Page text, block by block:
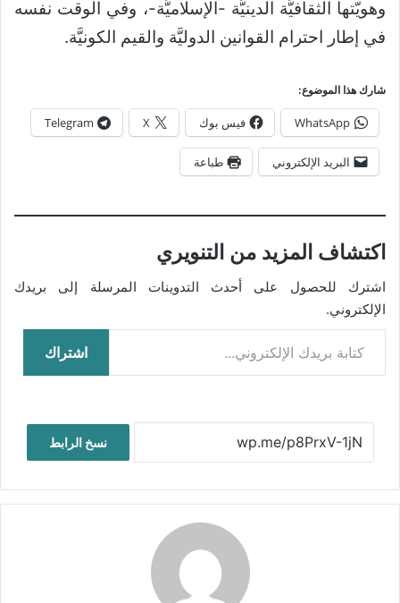
وهويّتها الثقافيَّة الدينيَّة -الإسلاميَّة-، وفي الوقت نفسه
في إطار احترام القوانين الدوليَّة والقيم الكونيَّة.
شارك هذا الموضوع:
WhatsApp فيس بوك X
Telegram
البريد الإلكتروني طباعة
اكتشاف المزيد من التنويري
اشترك للحصول على أحدث التدوينات المرسلة إلى بريدك
الإلكتروني.
كتابة بريدك الإلكتروني...
اشتراك
نسخ الرابط